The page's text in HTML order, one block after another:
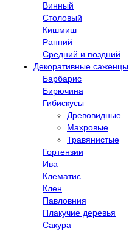
Винный
Столовый
Кишмиш
Ранний
Средний и поздний
Декоративные саженцы
Барбарис
Бирючина
Гибискусы
Древовидные
Махровые
Травянистые
Гортензии
Ива
Клематис
Клен
Павловния
Плакучие деревья
Сакура